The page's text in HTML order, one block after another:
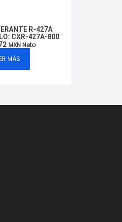
R-427A
CXR-427A-800
MXN Neto
MÁS